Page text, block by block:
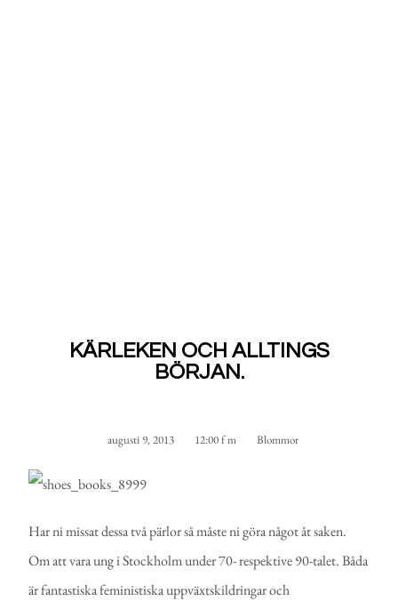
KÄRLEKEN OCH ALLTINGS
BÖRJAN.
augusti 9, 2013 12:00 f m Blommor
Har ni missat dessa två pärlor så måste ni göra något åt saken.
Om att vara ung i Stockholm under 70- respektive 90-talet. Båda
är fantastiska feministiska uppväxtskildringar och